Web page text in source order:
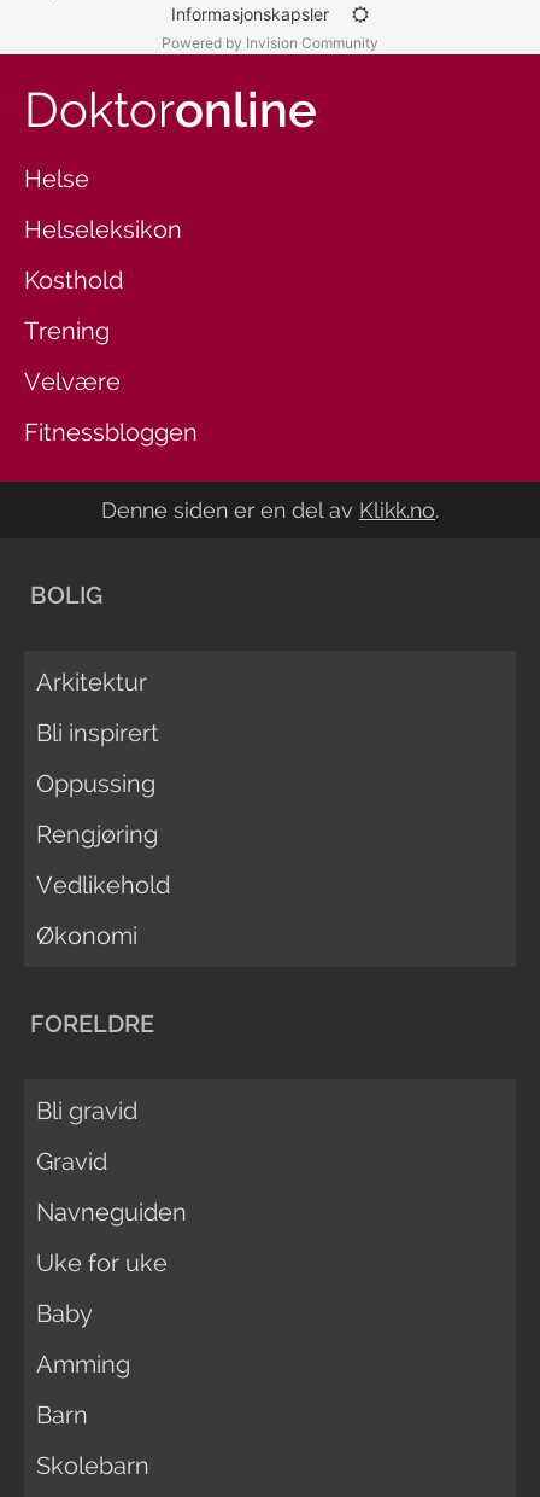
Informasjonskapsler
Powered by Invision Community
Doktoronline
Helse
Helseleksikon
Kosthold
Trening
Velvære
Fitnessbloggen
Denne siden er en del av Klikk.no.
BOLIG
Arkitektur
Bli inspirert
Oppussing
Rengjøring
Vedlikehold
Økonomi
FORELDRE
Bli gravid
Gravid
Navneguiden
Uke for uke
Baby
Amming
Barn
Skolebarn